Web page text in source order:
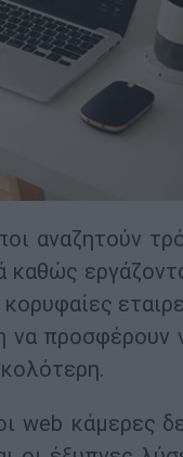
αναζητούν
καθώς
να προσφέρουν
web κάμερες